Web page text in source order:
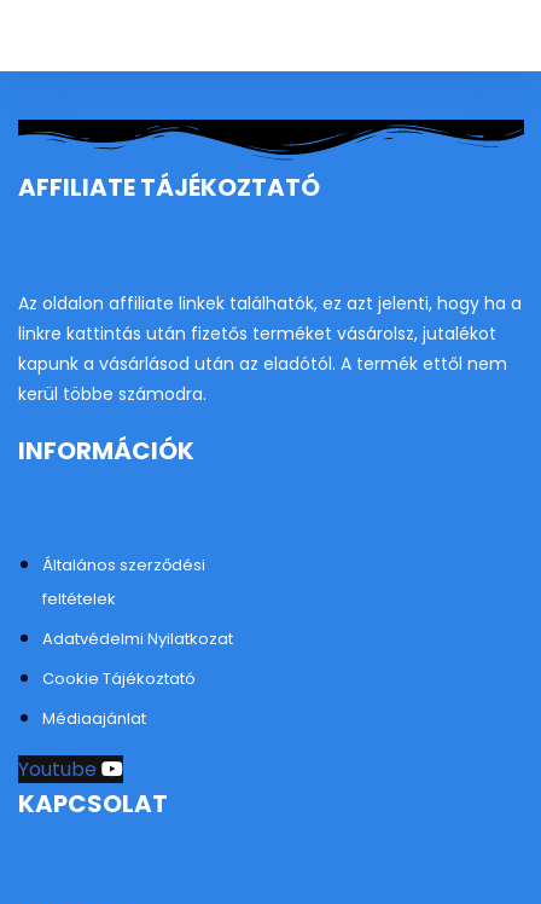
AFFILIATE TÁJÉKOZTATÓ
Az oldalon affiliate linkek találhatók, ez azt jelenti, hogy ha a
linkre kattintás után fizetős terméket vásárolsz, jutalékot
kapunk a vásárlásod után az eladótól. A termék ettől nem
kerül többe számodra.
INFORMÁCIÓK
Általános szerződési
feltételek
Adatvédelmi Nyilatkozat
Cookie Tájékoztató
Médiaajánlat
Youtube
KAPCSOLAT